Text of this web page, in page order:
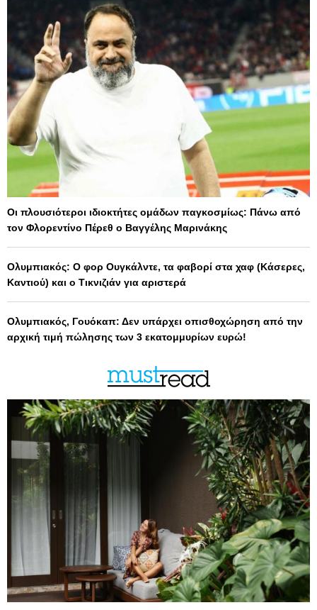
Οι πλουσιότεροι ιδιοκτήτες ομάδων παγκοσμίως: Πάνω από
τον Φλορεντίνο Πέρεθ ο Βαγγέλης Μαρινάκης
Ολυμπιακός: Ο φορ Ουγκάλντε, τα φαβορί στα χαφ (Κάσερες,
Καντιού) και ο Τικνιζιάν για αριστερά
Ολυμπιακός, Γουόκαπ: Δεν υπάρχει οπισθοχώρηση από την
αρχική τιμή πώλησης των 3 εκατομμυρίων ευρώ!